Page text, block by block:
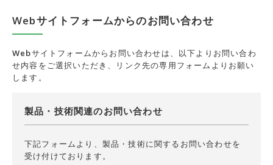
Webサイトフォームからのお問い合わせ
Webサイトフォームからお問い合わせは、以下よりお問い合わ
せ内容をご選択いただき、リンク先の専用フォームよりお願い
します。
製品・技術関連のお問い合わせ
下記フォームより、製品・技術に関するお問い合わせを
受け付けております。